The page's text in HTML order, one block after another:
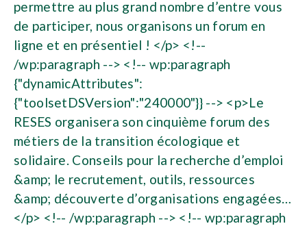
permettre au plus grand nombre d’entre vous
de participer, nous organisons un forum en
ligne et en présentiel ! </p> <!--
/wp:paragraph --> <!-- wp:paragraph
{"dynamicAttributes":
{"toolsetDSVersion":"240000"}} --> <p>Le
RESES organisera son cinquième forum des
métiers de la transition écologique et
solidaire. Conseils pour la recherche d’emploi
&amp; le recrutement, outils, ressources
&amp; découverte d’organisations engagées…
</p> <!-- /wp:paragraph --> <!-- wp:paragraph